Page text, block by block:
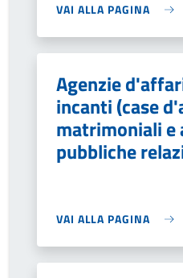
VAI ALLA PAGINA
Agenzie
incanti (case
matrimoniali e
pubbliche
VAI ALLA PAGINA